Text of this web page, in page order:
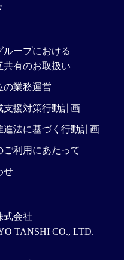
式会社
TANSHI CO., LTD.
ループにおける
共有のお取扱い
の業務運営
支援対策行動計画
進法に基づく行動計画
ご利用にあたって
せ